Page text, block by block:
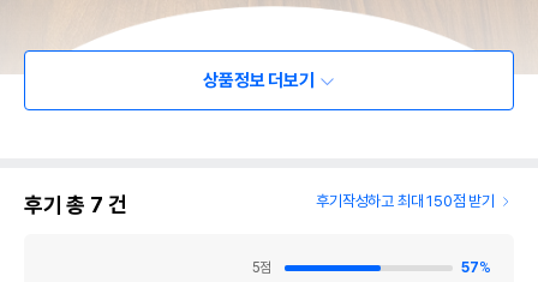
상품정보 더보기
후기 총 7 건 후기작성하고 최대 150점 받기
5점 57%